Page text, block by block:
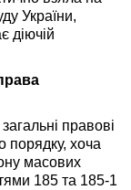
України,
діючій
правові
порядку, хоча
масових
185 та 185-1